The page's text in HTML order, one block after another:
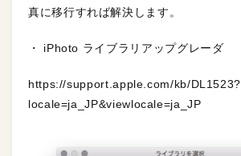
真に移行すれば解決します。
・ iPhoto ライブラリアップグレーダ
https://support.apple.com/kb/DL1523?
locale=ja_JP&viewlocale=ja_JP